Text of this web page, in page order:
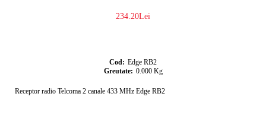
234.20Lei
Cod: Edge RB2
Greutate: 0.000 Kg
Receptor radio Telcoma 2 canale 433 MHz Edge RB2